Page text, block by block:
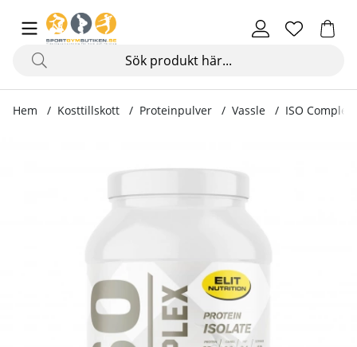
Hem Kosttillskott Proteinpulver Vassle ISO